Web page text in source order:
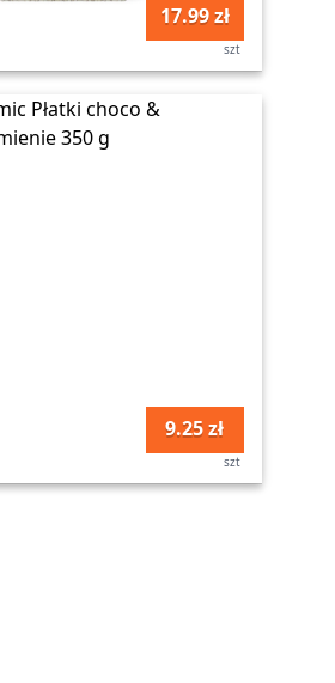
17.99 zł
szt
9.25 zł
szt